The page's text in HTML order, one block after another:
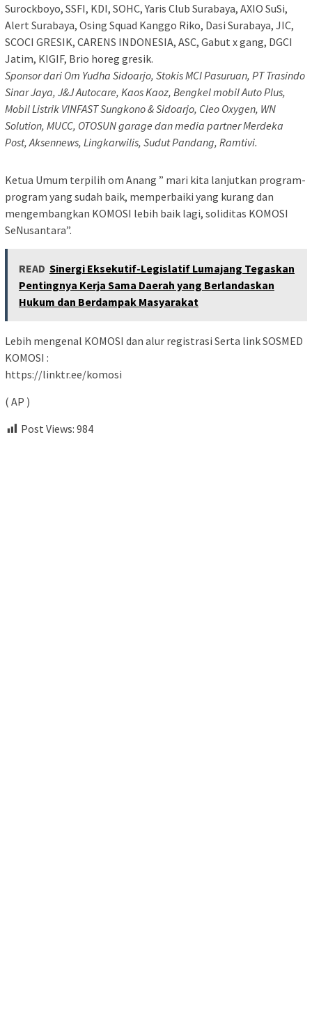
Surockboyo, SSFI, KDI, SOHC, Yaris Club Surabaya, AXIO SuSi,
Alert Surabaya, Osing Squad Kanggo Riko, Dasi Surabaya, JIC,
SCOCI GRESIK, CARENS INDONESIA, ASC, Gabut x gang, DGCI
Jatim, KIGIF, Brio horeg gresik.
Sponsor dari Om Yudha Sidoarjo, Stokis MCI Pasuruan, PT Trasindo
Sinar Jaya, J&J Autocare, Kaos Kaoz, Bengkel mobil Auto Plus,
Mobil Listrik VINFAST Sungkono & Sidoarjo, Cleo Oxygen, WN
Solution, MUCC, OTOSUN garage dan media partner Merdeka
Post, Aksennews, Lingkarwilis, Sudut Pandang, Ramtivi.
Ketua Umum terpilih om Anang ” mari kita lanjutkan program-
program yang sudah baik, memperbaiki yang kurang dan
mengembangkan KOMOSI lebih baik lagi, soliditas KOMOSI
SeNusantara”.
READ Sinergi Eksekutif-Legislatif Lumajang Tegaskan
Pentingnya Kerja Sama Daerah yang Berlandaskan
Hukum dan Berdampak Masyarakat
Lebih mengenal KOMOSI dan alur registrasi Serta link SOSMED
KOMOSI :
https://linktr.ee/komosi
( AP )
Post Views: 984